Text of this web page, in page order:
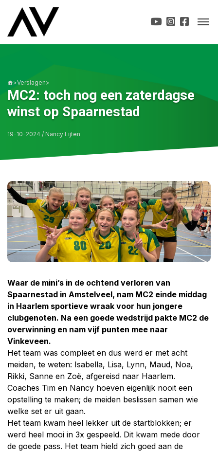
>Verslagen>
MC2: toch nog een zaterdagse
winst op Spaarnestad
19-10-2024 / Nancy Lijten
Waar de mini’s in de ochtend verloren van
Spaarnestad in Amstelveel, nam MC2 einde middag
in Haarlem sportieve wraak voor hun jongere
clubgenoten. Na een goede wedstrijd pakte MC2 de
overwinning en nam vijf punten mee naar
Vinkeveen.
Het team was compleet en dus werd er met acht
meiden, te weten: Isabella, Lisa, Lynn, Maud, Noa,
Rikki, Sanne en Zoë, afgereisd naar Haarlem.
Coaches Tim en Nancy hoeven eigenlijk nooit een
opstelling te maken; de meiden beslissen samen wie
welke set er uit gaan.
Het team kwam heel lekker uit de startblokken; er
werd heel mooi in 3x gespeeld. Dit kwam mede door
de goede pass. Het team hield zich goed aan de